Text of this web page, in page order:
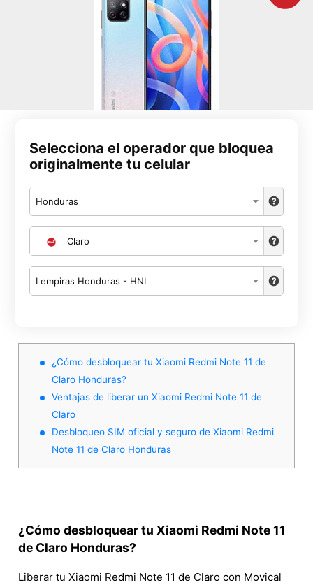
Selecciona el operador que bloquea
originalmente tu celular
Honduras
Claro
Lempiras Honduras - HNL
¿Cómo desbloquear tu Xiaomi Redmi Note 11 de
Claro Honduras?
Ventajas de liberar un Xiaomi Redmi Note 11 de
Claro
Desbloqueo SIM oficial y seguro de Xiaomi Redmi
Note 11 de Claro Honduras
¿Cómo desbloquear tu Xiaomi Redmi Note 11
de Claro Honduras?
Liberar tu Xiaomi Redmi Note 11 de Claro con Movical